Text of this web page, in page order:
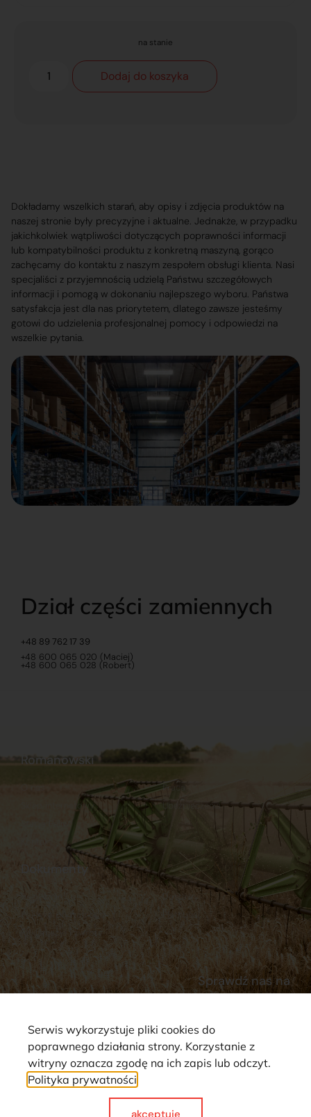
na stanie
Dodaj do koszyka
Dokładamy wszelkich starań, aby opisy i zdjęcia produktów na
naszej stronie były precyzyjne i aktualne. Jednakże, w przypadku
jakichkolwiek wątpliwości dotyczących poprawności informacji
lub kompatybilności produktu z konkretną maszyną, gorąco
zachęcamy do kontaktu z naszym zespołem obsługi klienta. Nasi
specjaliści z przyjemnością udzielą Państwu szczegółowych
informacji i pomogą w dokonaniu najlepszego wyboru. Państwa
satysfakcja jest dla nas priorytetem, dlatego zawsze jesteśmy
gotowi do udzielenia profesjonalnej pomocy i odpowiedzi na
wszelkie pytania.
Dział części zamiennych
+48 89 762 17 39
+48 600 065 020 (Maciej)
+48 600 065 028 (Robert)
Dokumenty
Regulamin
Polityka prywatności
Reklamacje i zwroty
Dostawy
Płatności
Romanowski
Sklep internetowy
Praca
Ubezpieczenia
Sprawdź nas na
Strona wykorzystuje pliki cookie. Wszystkie prawa zastrzeżone ©
Serwis wykorzystuje pliki cookies do
poprawnego działania strony. Korzystanie z
witryny oznacza zgodę na ich zapis lub odczyt.
Polityka prywatności
akceptuje